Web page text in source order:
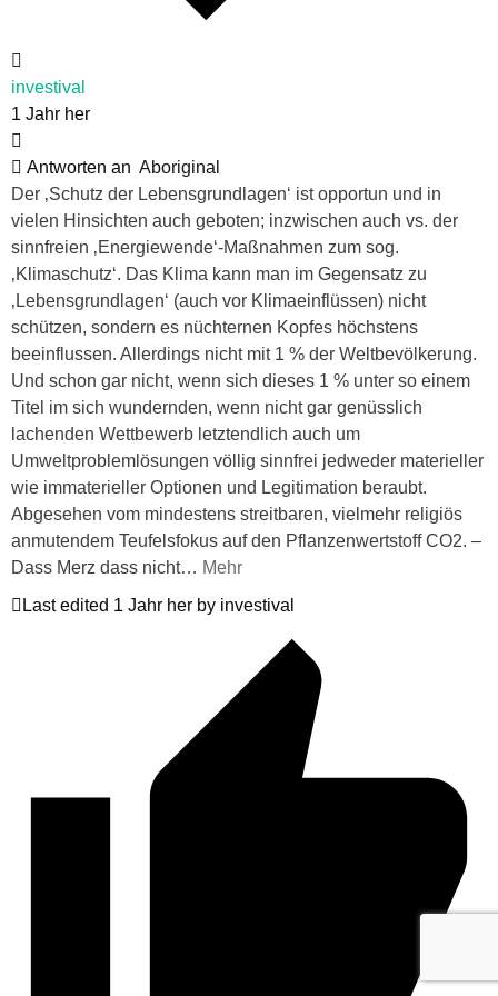
investival
1 Jahr her
Antworten an Aboriginal
Der ‚Schutz der Lebensgrundlagen‘ ist opportun und in
vielen Hinsichten auch geboten; inzwischen auch vs. der
sinnfreien ‚Energiewende‘-Maßnahmen zum sog.
‚Klimaschutz‘. Das Klima kann man im Gegensatz zu
‚Lebensgrundlagen‘ (auch vor Klimaeinflüssen) nicht
schützen, sondern es nüchternen Kopfes höchstens
beeinflussen. Allerdings nicht mit 1 % der Weltbevölkerung.
Und schon gar nicht, wenn sich dieses 1 % unter so einem
Titel im sich wundernden, wenn nicht gar genüsslich
lachenden Wettbewerb letztendlich auch um
Umweltproblemlösungen völlig sinnfrei jedweder materieller
wie immaterieller Optionen und Legitimation beraubt.
Abgesehen vom mindestens streitbaren, vielmehr religiös
anmutendem Teufelsfokus auf den Pflanzenwertstoff CO2. –
Dass Merz dass nicht… Mehr
Last edited 1 Jahr her by investival